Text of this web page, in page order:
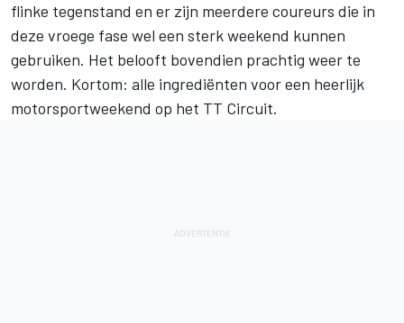
flinke tegenstand en er zijn meerdere coureurs die in
deze vroege fase wel een sterk weekend kunnen
gebruiken. Het belooft bovendien prachtig weer te
worden. Kortom: alle ingrediënten voor een heerlijk
motorsportweekend op het TT Circuit.